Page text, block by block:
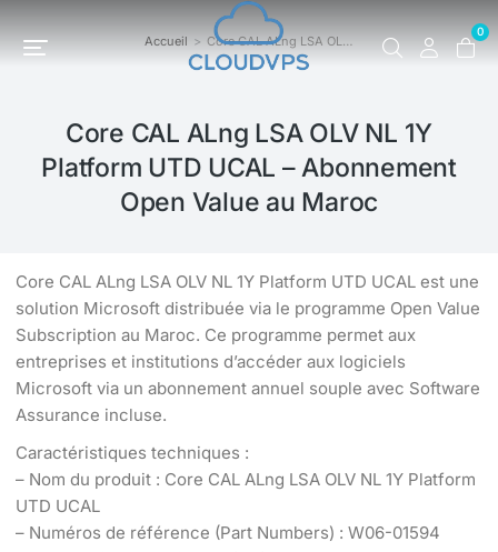
0
Vous êtes ici :Accueil Core CAL ALng LSA OL…
Core CAL ALng LSA OLV NL 1Y
Platform UTD UCAL – Abonnement
Open Value au Maroc
Core CAL ALng LSA OLV NL 1Y Platform UTD UCAL est une
solution Microsoft distribuée via le programme Open Value
Subscription au Maroc. Ce programme permet aux
entreprises et institutions d’accéder aux logiciels
Microsoft via un abonnement annuel souple avec Software
Assurance incluse.
Caractéristiques techniques :
– Nom du produit : Core CAL ALng LSA OLV NL 1Y Platform
UTD UCAL
– Numéros de référence (Part Numbers) : W06-01594